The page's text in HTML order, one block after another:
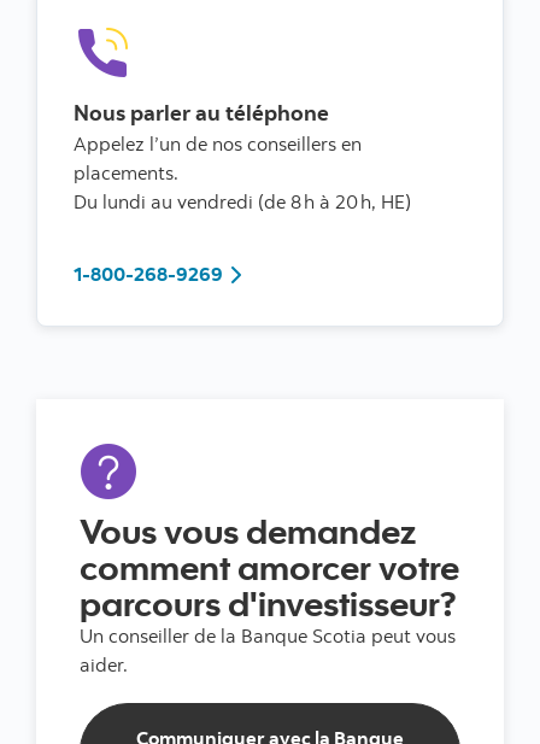
Nous parler au téléphone
Appelez l’un de nos conseillers en
placements.
Du lundi au vendredi (de 8 h à 20 h, HE)
1-800-268-9269 1-800-268-9269
Vous vous demandez
comment amorcer votre
parcours d'investisseur?
Un conseiller de la Banque Scotia peut vous
aider.
Communiquer avec la Banque